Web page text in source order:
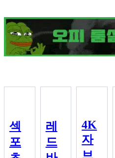
섹
포
레
드
4K
자
브